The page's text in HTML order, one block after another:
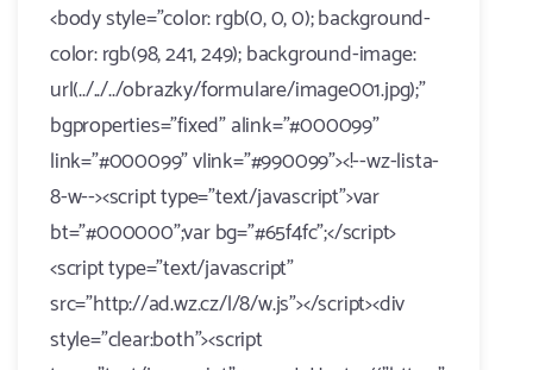
<body style="color: rgb(0, 0, 0); background-
color: rgb(98, 241, 249); background-image:
url(../../../obrazky/formulare/image001.jpg);"
bgproperties="fixed" alink="#000099"
link="#000099" vlink="#990099"><!--wz-lista-
8-w--><script type="text/javascript">var
bt="#000000";var bg="#65f4fc";</script>
<script type="text/javascript"
src="http://ad.wz.cz/l/8/w.js"></script><div
style="clear:both"><script